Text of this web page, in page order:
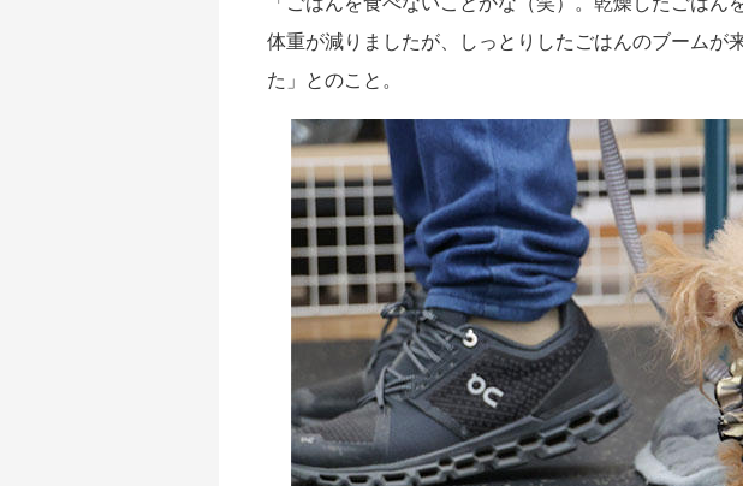
体重が減りましたが、しっとりしたごはんのブームが
た」とのこと。